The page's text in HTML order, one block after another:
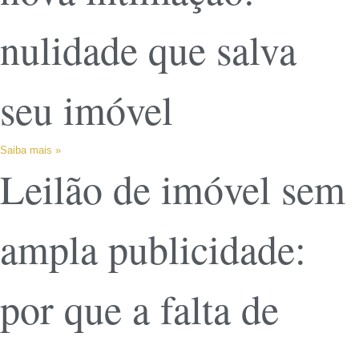
nulidade que salva
seu imóvel
Saiba mais »
Leilão de imóvel sem
ampla publicidade:
por que a falta de